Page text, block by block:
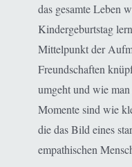
das gesamte Leben
Kindergeburtstag
Mittelpunkt der
Freundschaften
umgeht und wie
Momente sind wie
die das Bild eines
empathischen